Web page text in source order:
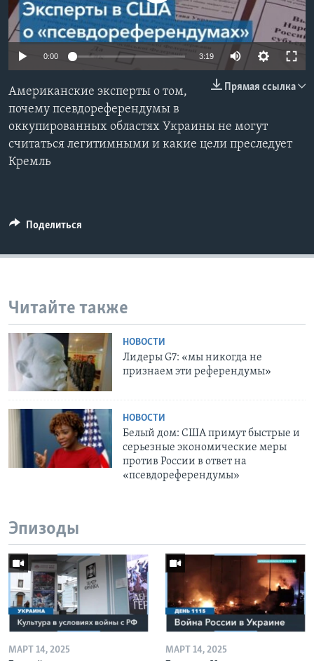
Learning English
СОЦИАЛЬНЫЕ СЕТИ
Языки
0:00 3:19
Прямая ссылка
Американские эксперты о том,
почему псевдореферендумы в
оккупированных областях Украины не могут
считаться легитимными и какие цели преследует
Кремль
Поделиться
Читайте также
НОВОСТИ
Лидеры G7: «мы никогда не
признаем эти референдумы»
НОВОСТИ
Белый дом: США примут быстрые и
серьезные экономические меры
против России в ответ на
«псевдореферендумы»
Эпизоды
МАРТ 14, 2025 МАРТ 14, 2025